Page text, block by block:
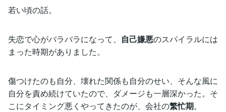
若い頃の話。
失恋で心がバラバラになって、 自己嫌悪のスパイラルには
まった時期がありました。
傷つけたのも自分、壊れた関係も自分のせい、そんな風に
自分を責め続けていたので、ダメージも一層深かった。そ
こにタイミング悪くやってきたのが、会社の繁忙期。